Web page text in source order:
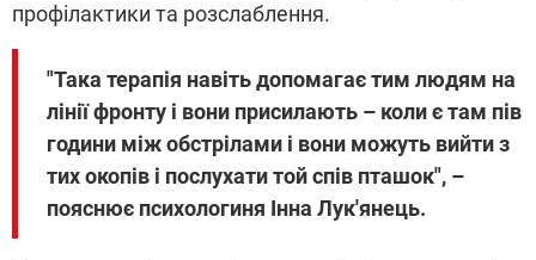
профілактики та розслаблення.
"Така терапія навіть допомагає тим людям на
лінії фронту і вони присилають – коли є там пів
години між обстрілами і вони можуть вийти з
тих окопів і послухати той спів пташок", –
пояснює психологиня Інна Лук'янець.